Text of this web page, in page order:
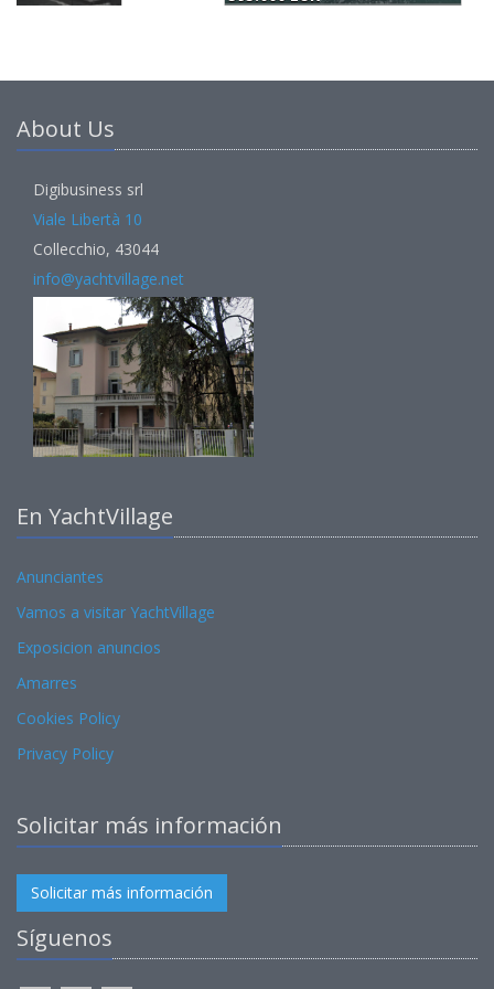
About Us
Digibusiness srl
Viale Libertà 10
Collecchio, 43044
info@yachtvillage.net
En YachtVillage
Anunciantes
Vamos a visitar YachtVillage
Exposicion anuncios
Amarres
Cookies Policy
Privacy Policy
Solicitar más información
Solicitar más información
Síguenos